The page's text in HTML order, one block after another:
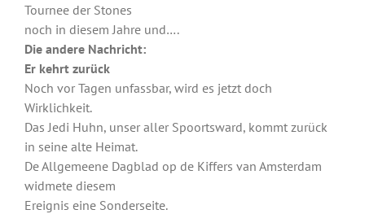
Tournee der Stones
noch in diesem Jahre und….
Die andere Nachricht:
Er kehrt zurück
Noch vor Tagen unfassbar, wird es jetzt doch
Wirklichkeit.
Das Jedi Huhn, unser aller Spoortsward, kommt zurück
in seine alte Heimat.
De Allgemeene Dagblad op de Kiffers van Amsterdam
widmete diesem
Ereignis eine Sonderseite.